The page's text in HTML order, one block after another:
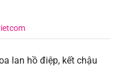
lan hồ điệp, kết chậu